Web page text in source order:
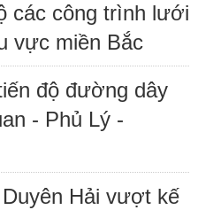
các công trình lưới
vực miền Bắc
độ đường dây
- Phủ Lý -
Hải vượt kế